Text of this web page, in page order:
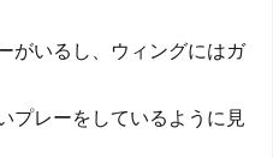
がいるし、ウィングにはガ
プレーをしているように見